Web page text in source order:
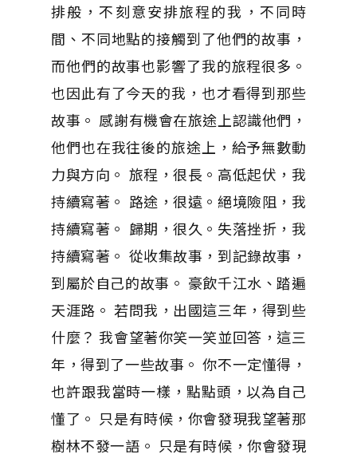
排般，不刻意安排旅程的我，不同時
間、不同地點的接觸到了他們的故事，
而他們的故事也影響了我的旅程很多。
也因此有了今天的我，也才看得到那些
故事。 感謝有機會在旅途上認識他們，
他們也在我往後的旅途上，給予無數動
力與方向。 旅程，很長。高低起伏，我
持續寫著。 路途，很遠。絕境險阻，我
持續寫著。 歸期，很久。失落挫折，我
持續寫著。 從收集故事，到記錄故事，
到屬於自己的故事。 豪飲千江水、踏遍
天涯路。 若問我，出國這三年，得到些
什麼？ 我會望著你笑一笑並回答，這三
年，得到了一些故事。 你不一定懂得，
也許跟我當時一樣，點點頭，以為自己
懂了。 只是有時候，你會發現我望著那
樹林不發一語。 只是有時候，你會發現